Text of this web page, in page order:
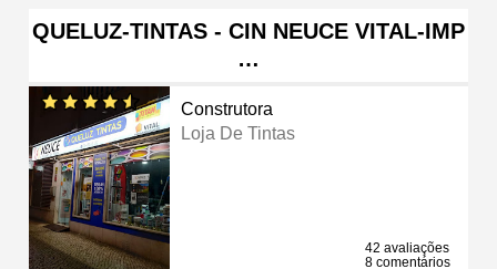
QUELUZ-TINTAS - CIN NEUCE VITAL-IMP
…
Construtora
Loja De Tintas
42 avaliações
8 comentários